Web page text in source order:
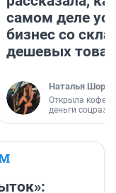
самом деле
бизнес со
дешевых
Наталья
Открыла
деньги